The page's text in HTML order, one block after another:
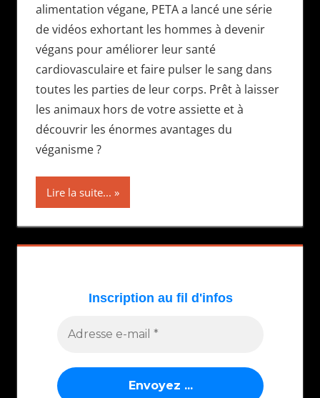
alimentation végane, PETA a lancé une série
de vidéos exhortant les hommes à devenir
végans pour améliorer leur santé
cardiovasculaire et faire pulser le sang dans
toutes les parties de leur corps. Prêt à laisser
les animaux hors de votre assiette et à
découvrir les énormes avantages du
véganisme ?
Lire la suite...